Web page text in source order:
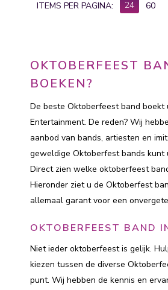
ITEMS PER PAGINA:
24 60
OKTOBERFEEST
BOEKEN?
De beste Oktoberfeest band boekt
Entertainment. De reden? Wij
aanbod van bands, artiesten en
geweldige Oktoberfest bands kunt
Direct zien welke oktoberfeest
Hieronder ziet u de Oktoberfest
allemaal garant voor een
OKTOBERFEEST BAND
Niet ieder oktoberfeest is gelijk.
kiezen tussen de diverse
punt. Wij hebben de kennis en